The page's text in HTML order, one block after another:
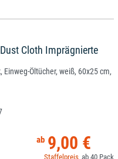
Cloth Imprägnierte
Einweg-Öltücher, weiß, 60x25 cm,
9,00 €
40